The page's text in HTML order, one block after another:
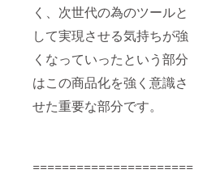
く、次世代の為のツールと
して実現させる気持ちが強
くなっていったという部分
はこの商品化を強く意識さ
せた重要な部分です。
======================